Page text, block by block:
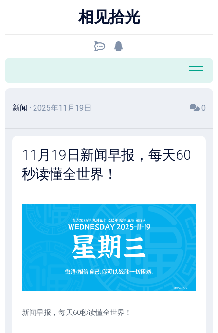
相见拾光
新闻 · 2025年11月19日 0
11月19日新闻早报，每天60
秒读懂全世界！
新闻早报，每天60秒读懂全世界！